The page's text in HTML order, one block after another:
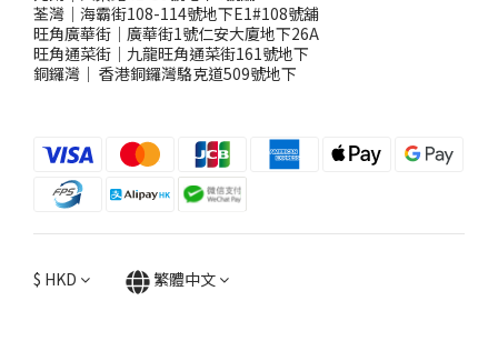
荃灣｜海霸街108-114號地下E1#108號舖
旺角廣華街｜廣華街1號仁安大廈地下26A
旺角通菜街｜九龍旺角通菜街161號地下
銅鑼灣 ｜ 香港銅鑼灣駱克道509號地下
$ HKD 繁體中文